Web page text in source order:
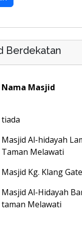
Berdekatan
Nama Masjid
tiada
Masjid Al-hidayah
Taman Melawati
Masjid Kg. Klang Gate
Masjid Al-Hidayah
taman Melawati